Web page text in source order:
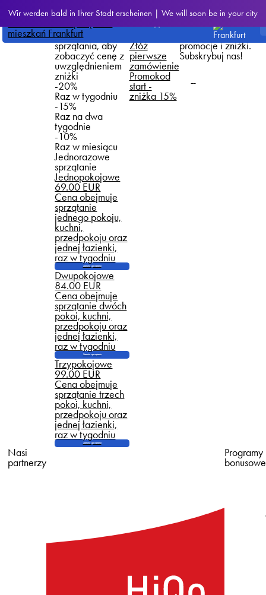
Wir werden bald in Ihrer Stadt erscheinen | We will soon be in your city
zamówić
tańsze
sprzątanie?
regularności
* Wybierz
częstotliwość
sprzątania, aby
zobaczyć cenę z
uwzględnieniem
zniżki
-20%
Raz w tygodniu
-15%
Raz na dwa
tygodnie
-10%
Raz w miesiącu
Jednorazowe
sprzątanie
Jednopokojowe
69.00 EUR
Cena obejmuje
sprzątanie
jednego pokoju,
kuchni,
przedpokoju oraz
jednej łazienki,
raz w tygodniu
Zamów sprzątanie
Dwupokojowe
84.00 EUR
Cena obejmuje
sprzątanie dwóch
pokoi, kuchni,
przedpokoju oraz
jednej łazienki,
raz w tygodniu
Zamów sprzątanie
Trzypokojowe
99.00 EUR
Cena obejmuje
sprzątanie trzech
pokoi, kuchni,
przedpokoju oraz
jednej łazienki,
raz w tygodniu
Zamów sprzątanie
Złóż
pierwsze
zamówienie
Promokod
start -
zniżka 15%
społecznościowych
publikujemy
wszystkie
promocje i zniżki.
Subskrybuj nas!
Nasi
partnerzy
Programy
bonusowe